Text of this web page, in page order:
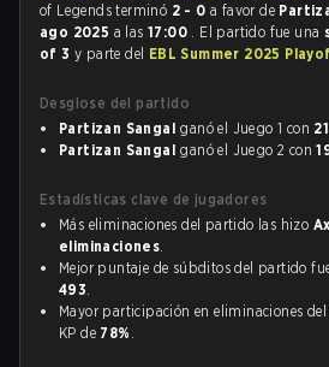
of Legends terminó 2 - 0 a favor de
ago 2025 a las17:00 . El partido fue una
of 3 y parte del EBL Summer 2025
Desglose del partido
Partizan Sangal ganó el Juego 1 con
Partizan Sangal ganó el Juego 2 con
Estadísticas clave de jugadores
Más eliminaciones del partido las hizo
eliminaciones.
Mejor puntaje de súbditos del partido
493.
Mayor participación en eliminaciones
KP de 78% .